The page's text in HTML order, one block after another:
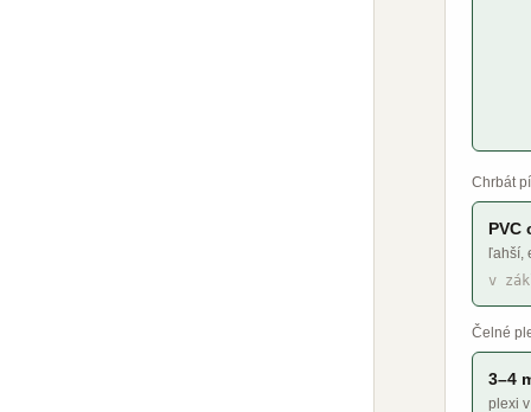
Chrbát
PVC
ľahší,
v
Čelné
3–4
plexi